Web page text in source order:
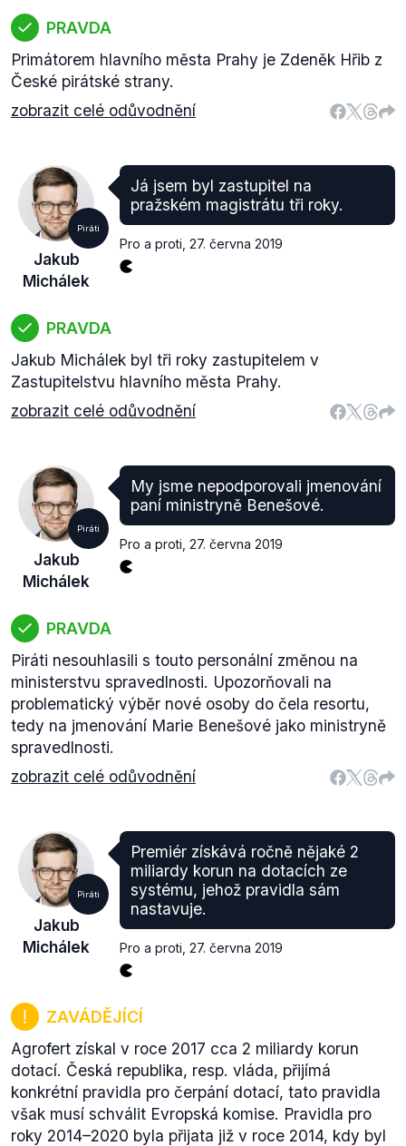
PRAVDA
Primátorem hlavního města Prahy je Zdeněk Hřib z
České pirátské strany.
zobrazit celé odůvodnění
Piráti
Jakub
Michálek
Já jsem byl zastupitel na
pražském magistrátu tři roky.
Pro a proti 27. června 2019
PRAVDA
Jakub Michálek byl tři roky zastupitelem v
Zastupitelstvu hlavního města Prahy.
zobrazit celé odůvodnění
Piráti
Jakub
Michálek
My jsme nepodporovali jmenování
paní ministryně Benešové.
Pro a proti 27. června 2019
PRAVDA
Piráti nesouhlasili s touto personální změnou na
ministerstvu spravedlnosti. Upozorňovali na
problematický výběr nové osoby do čela resortu,
tedy na jmenování Marie Benešové jako ministryně
spravedlnosti.
zobrazit celé odůvodnění
Piráti
Jakub
Michálek
Premiér získává ročně nějaké 2
miliardy korun na dotacích ze
systému, jehož pravidla sám
nastavuje.
Pro a proti 27. června 2019
ZAVÁDĚJÍCÍ
Agrofert získal v roce 2017 cca 2 miliardy korun
dotací. Česká republika, resp. vláda, přijímá
konkrétní pravidla pro čerpání dotací, tato pravidla
však musí schválit Evropská komise. Pravidla pro
roky 2014–2020 byla přijata již v roce 2014, kdy byl